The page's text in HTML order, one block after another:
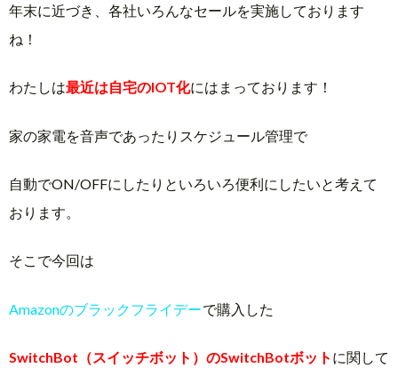
年末に近づき、各社いろんなセールを実施しております
ね！
わたしは最近は自宅のIOT化にはまっております！
家の家電を音声であったりスケジュール管理で
自動でON/OFFにしたりといろいろ便利にしたいと考えて
おります。
そこで今回は
Amazonのブラックフライデーで購入した
SwitchBot（スイッチボット）のSwitchBotボット に関して